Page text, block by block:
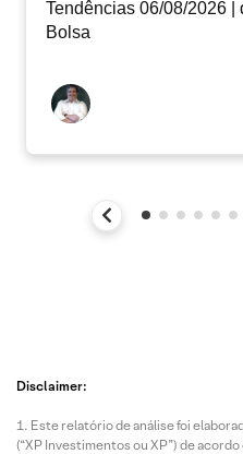
Tendências 06/08/2026
Bolsa
Disclaimer:
Este relatório de análise foi
(“XP Investimentos ou XP”) de